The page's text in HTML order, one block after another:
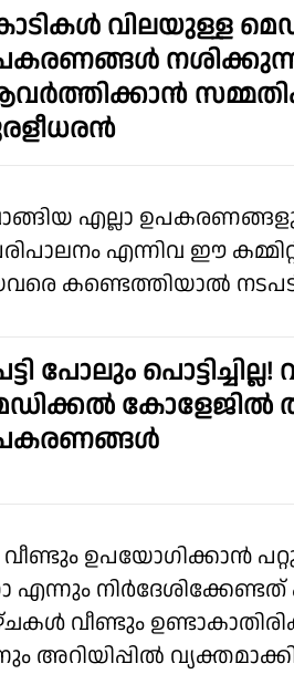
വിലയുള്ള
എല്ലാ
എന്നിവ ഈ
കണ്ടെത്തിയാൽ
പോലും
ഉപയോഗിക്കാൻ
എന്നും നിർദേശിക്കേണ്ടത്
വീണ്ടും